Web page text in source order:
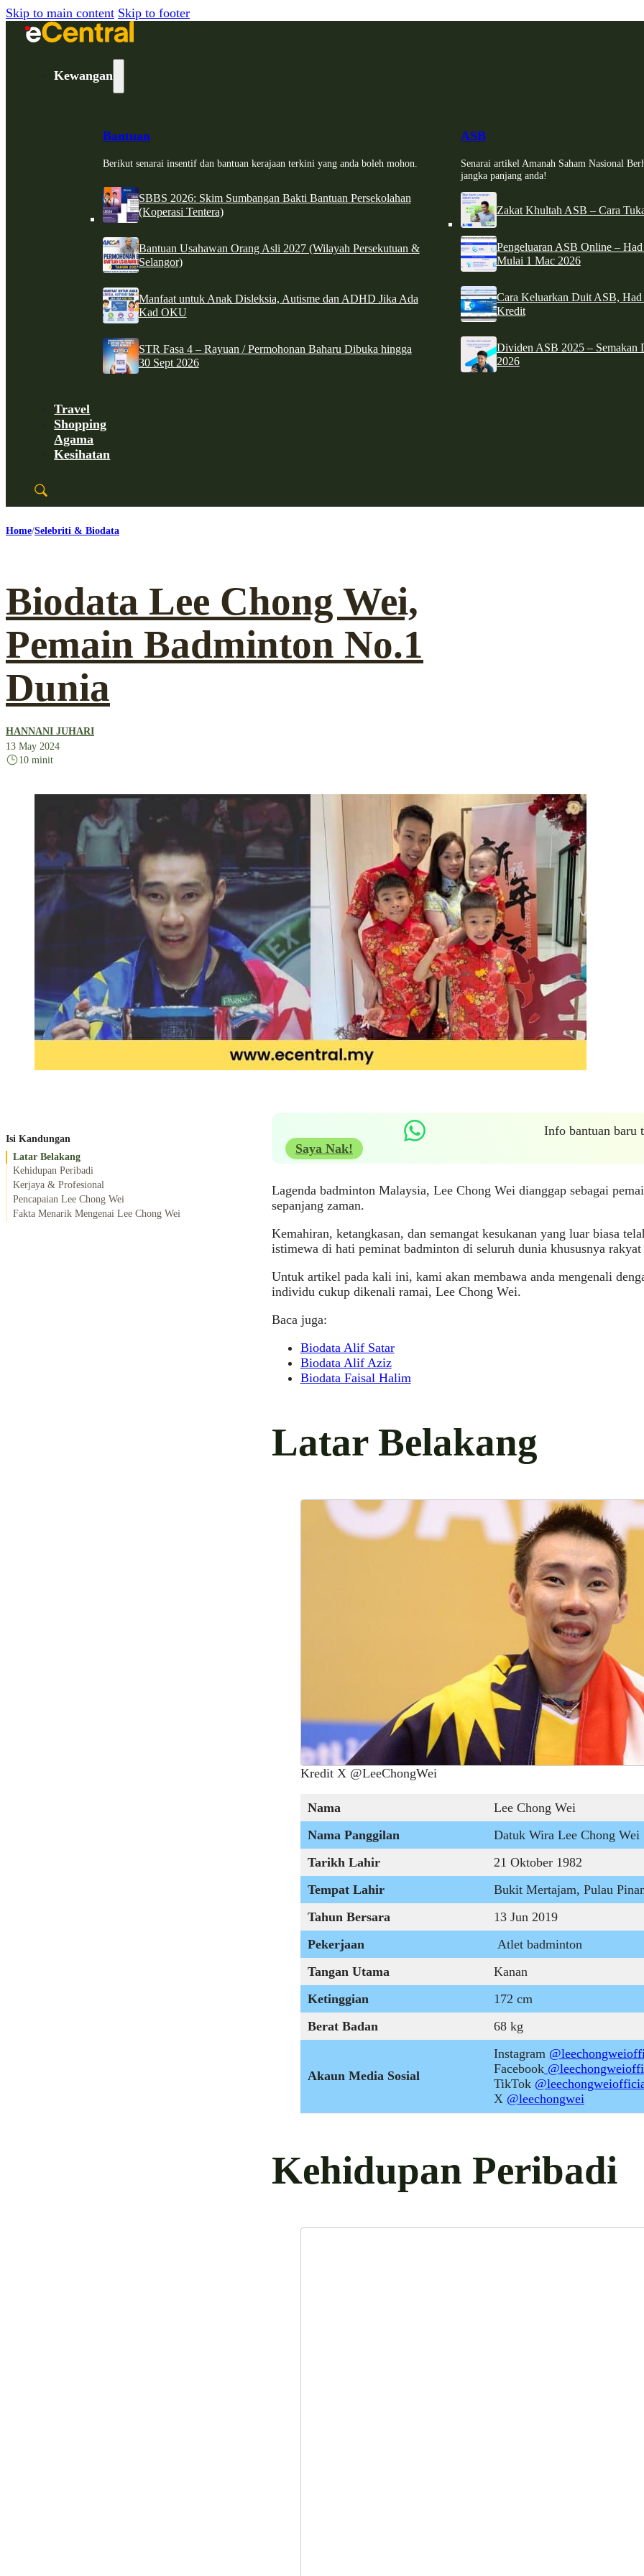
Skip to main content Skip to footer
Kewangan
Bantuan
Berikut senarai insentif dan bantuan kerajaan terkini yang anda boleh mohon.
SBBS 2026: Skim Sumbangan Bakti Bantuan Persekolahan
(Koperasi Tentera)
Bantuan Usahawan Orang Asli 2027 (Wilayah Persekutuan &
Selangor)
Manfaat untuk Anak Disleksia, Autisme dan ADHD Jika Ada
Kad OKU
STR Fasa 4 – Rayuan / Permohonan Baharu Dibuka hingga
30 Sept 2026
ASB
Senarai artikel Amanah Saham Nasional
jangka panjang anda!
Zakat Khultah ASB – Cara
Pengeluaran ASB Online –
Mulai 1 Mac 2026
Cara Keluarkan Duit ASB, Had
Kredit
Dividen ASB 2025 – Semakan
2026
Travel
Shopping
Agama
Kesihatan
Home Selebriti & Biodata
Biodata Lee Chong Wei,
Pemain Badminton No.1
Dunia
HANNANI JUHARI
13 May 2024
10 minit
Isi Kandungan
Latar Belakang
Kehidupan Peribadi
Kerjaya & Profesional
Pencapaian Lee Chong Wei
Fakta Menarik Mengenai Lee Chong Wei
Info bantuan baru
Saya Nak!
Lagenda badminton Malaysia, Lee Chong Wei dianggap sebagai
sepanjang zaman.
Kemahiran, ketangkasan, dan semangat kesukanan yang luar biasa
istimewa di hati peminat badminton di seluruh dunia khususnya
Untuk artikel pada kali ini, kami akan membawa anda mengenali
individu cukup dikenali ramai, Lee Chong Wei.
Baca juga:
Biodata Alif Satar
Biodata Alif Aziz
Biodata Faisal Halim
Latar Belakang
Kredit X @LeeChongWei
Nama
Lee Chong Wei
Nama Panggilan
Datuk Wira Lee Chong Wei
Tarikh Lahir
21 Oktober 1982
Tempat Lahir
Bukit Mertajam, Pulau
Tahun Bersara
13 Jun 2019
Pekerjaan
Atlet badminton
Tangan Utama
Kanan
Ketinggian
172 cm
Berat Badan
68 kg
Akaun Media Sosial
Instagram
Facebook
TikTok
X @leechongwei
Kehidupan Peribadi